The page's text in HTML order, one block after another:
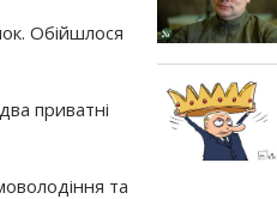
Обійшлося
приватні
та